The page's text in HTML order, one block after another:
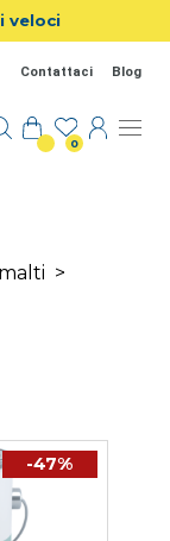
veloci
Contattaci Blog
0
>
-47%